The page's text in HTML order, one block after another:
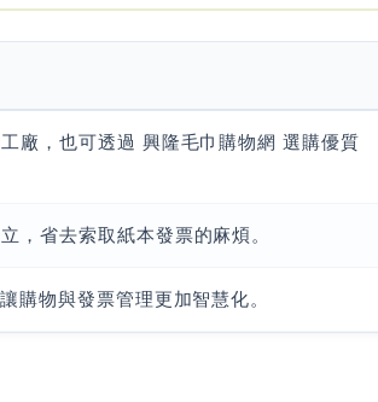
廠，也可透過 興隆毛巾購物網 選購優質
，省去索取紙本發票的麻煩。
購物與發票管理更加智慧化。